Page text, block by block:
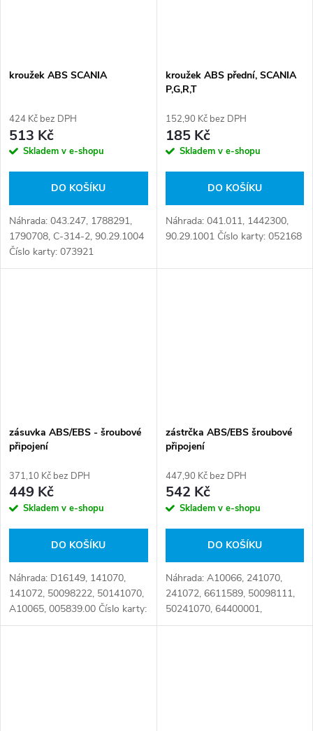
kroužek ABS SCANIA
424 Kč bez DPH
513 Kč
Skladem v e-shopu
DO KOŠÍKU
Náhrada: 043.247, 1788291,
1790708, C-314-2, 90.29.1004
Číslo karty: 073921
kroužek ABS přední, SCANIA
P,G,R,T
152,90 Kč bez DPH
185 Kč
Skladem v e-shopu
DO KOŠÍKU
Náhrada: 041.011, 1442300,
90.29.1001 Číslo karty: 052168
zásuvka ABS/EBS - šroubové
připojení
371,10 Kč bez DPH
449 Kč
Skladem v e-shopu
DO KOŠÍKU
Náhrada: D16149, 141070,
141072, 50098222, 50141070,
A10065, 005839.00 Číslo karty:
108451
zástrčka ABS/EBS šroubové
připojení
447,90 Kč bez DPH
542 Kč
Skladem v e-shopu
DO KOŠÍKU
Náhrada: A10066, 241070,
241072, 6611589, 50098111,
50241070, 64400001,
005948.00, 2 022 371 2, 2 120